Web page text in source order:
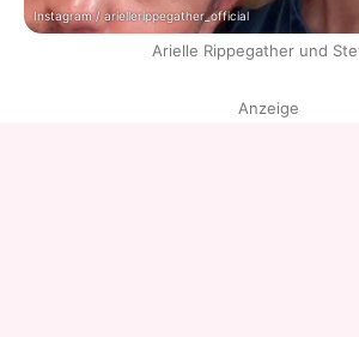
Instagram / ariellerippegather_official
Arielle Rippegather und
Anzeige